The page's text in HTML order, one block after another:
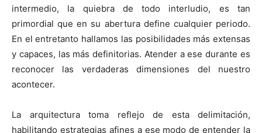
intermedio, la quiebra de todo interludio, es tan
primordial que en su abertura define cualquier periodo.
En el entretanto hallamos las posibilidades más extensas
y capaces, las más definitorias. Atender a ese durante es
reconocer las verdaderas dimensiones del nuestro
acontecer.
La arquitectura toma reflejo de esta delimitación,
habilitando estrategias afines a ese modo de entender la